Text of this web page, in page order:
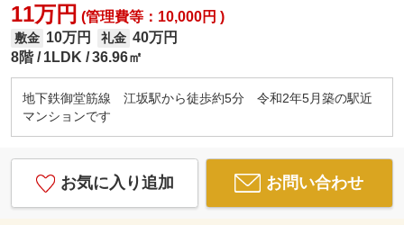
11万円 (管理費等：10,000円 )
敷金 10万円 礼金 40万円
8階
1LDK 36.96㎡
地下鉄御堂筋線 江坂駅から徒歩約5分 令和2年5月築の駅近
マンションです
お気に入り追加 お問い合わせ